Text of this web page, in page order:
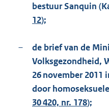
bestuur Sanquin
12);
–
de brief van de
Volksgezondheid,
26 november 2011
door
30 420, nr. 178);